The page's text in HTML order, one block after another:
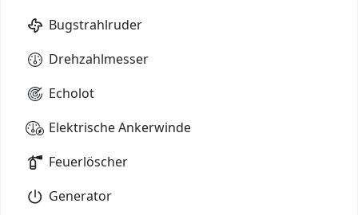
Bugstrahlruder
Drehzahlmesser
Echolot
Elektrische Ankerwinde
Feuerlöscher
Generator